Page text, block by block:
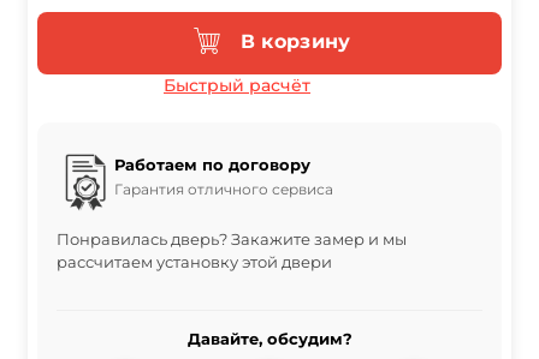
В корзину
Быстрый расчёт
Работаем по договору
Гарантия отличного сервиса
Понравилась дверь? Закажите замер и мы
рассчитаем установку этой двери
Давайте, обсудим?